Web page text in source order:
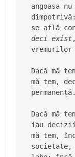
angoasa
se află
deci exist
vremurilor
Dacă mă
mă tem,
permanență.
Dacă mă
iau
mă tem,
societate,